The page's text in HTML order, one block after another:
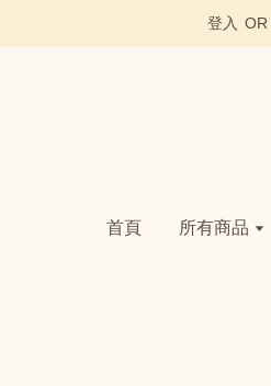
登入 OR
首頁 所有商品